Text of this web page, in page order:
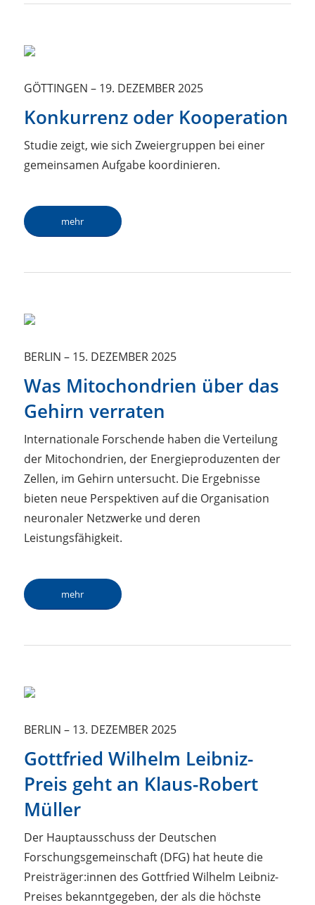
GÖTTINGEN – 19. DEZEMBER 2025
Konkurrenz oder Kooperation
Studie zeigt, wie sich Zweiergruppen bei einer
gemeinsamen Aufgabe koordinieren.
mehr
BERLIN – 15. DEZEMBER 2025
Was Mitochondrien über das
Gehirn verraten
Internationale Forschende haben die Verteilung
der Mitochondrien, der Energieproduzenten der
Zellen, im Gehirn untersucht. Die Ergebnisse
bieten neue Perspektiven auf die Organisation
neuronaler Netzwerke und deren
Leistungsfähigkeit.
mehr
BERLIN – 13. DEZEMBER 2025
Gottfried Wilhelm Leibniz-
Preis geht an Klaus-Robert
Müller
Der Hauptausschuss der Deutschen
Forschungsgemeinschaft (DFG) hat heute die
Preisträger:innen des Gottfried Wilhelm Leibniz-
Preises bekanntgegeben, der als die höchste